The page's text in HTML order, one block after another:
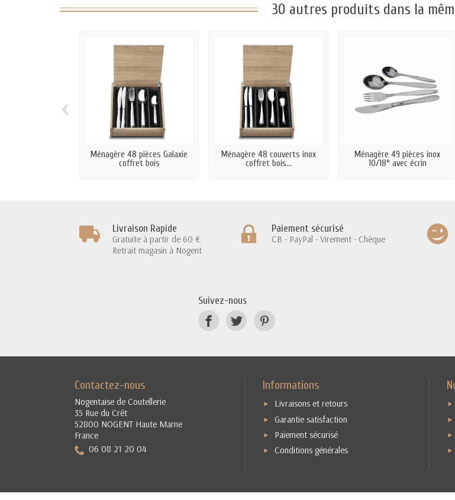
30 autres produits dans la
Ménagère 48 pièces Galaxie
coffret bois
Ménagère 48 couverts inox
coffret bois...
Ménagère 49 pièces inox
10/18° avec écrin
‹
Livraison Rapide
Gratuite à partir de 60 €
Retrait magasin à Nogent
Paiement sécurisé
CB - PayPal - Virement - Chèque
Suivez-nous
Contactez-nous
Nogentaise de Coutellerie
35 Rue du Crêt
52800 NOGENT Haute Marne
France
06 08 21 20 04
Informations
Livraisons et retours
Garantie satisfaction
Paiement sécurisé
Conditions générales